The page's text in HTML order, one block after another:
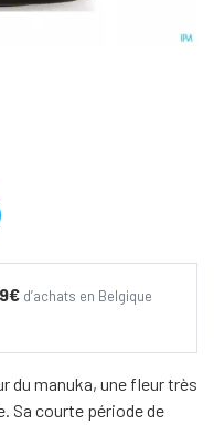
d’achats en Belgique
du manuka, une fleur très
Sa courte période de